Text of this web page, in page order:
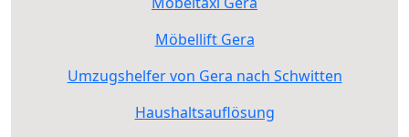
Möbellift Gera
Umzugshelfer von Gera nach Schwitten
Haushaltsauflösung